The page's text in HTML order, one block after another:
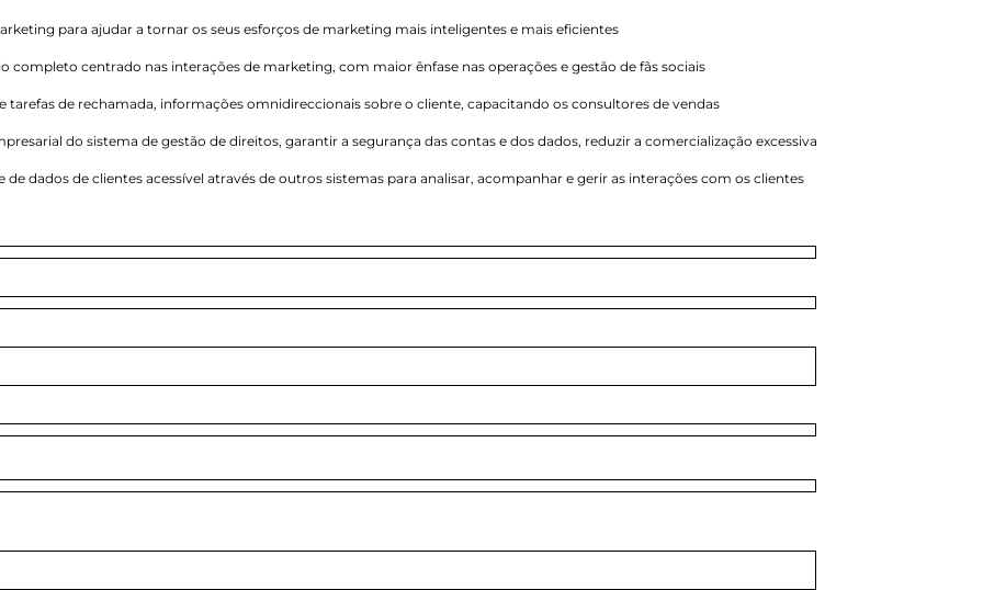
para ajudar a tornar os seus esforços de marketing mais inteligentes e mais eficientes
completo centrado nas interações de marketing, com maior ênfase nas operações e gestão de fãs sociais
tarefas de rechamada, informações omnidireccionais sobre o cliente, capacitando os consultores de vendas
do sistema de gestão de direitos, garantir a segurança das contas e dos dados, reduzir a comercialização excessiva
de dados de clientes acessível através de outros sistemas para analisar, acompanhar e gerir as interações com os clientes